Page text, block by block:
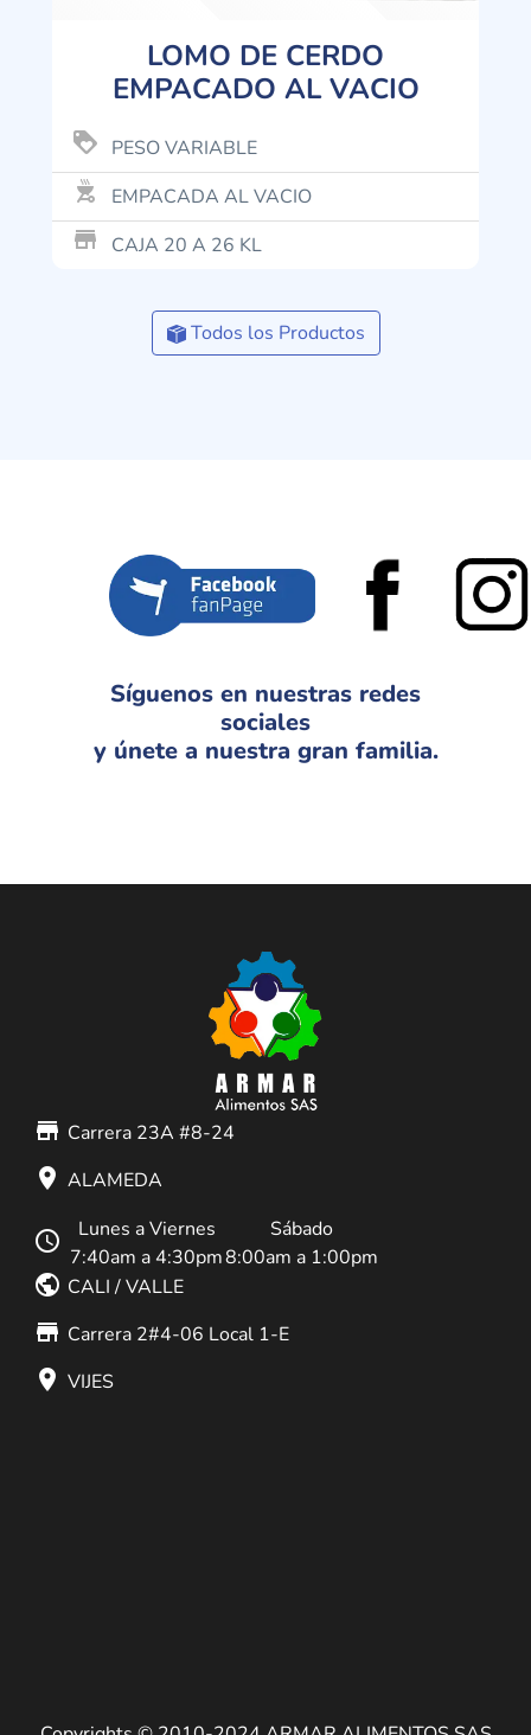
LOMO DE CERDO
EMPACADO AL VACIO
loyalty PESO VARIABLE
outdoor_grill EMPACADA AL VACIO
store_mall_directory CAJA 20 A 26 KL
Todos los Productos
Síguenos en nuestras redes
sociales
y únete a nuestra gran familia.
store_mall_directory Carrera 23A #8-24
place ALAMEDA
schedule
Lunes a Viernes
7:40am a 4:30pm
Sábado
8:00am a 1:00pm
public CALI / VALLE
store_mall_directory Carrera 2#4-06 Local 1-E
place VIJES